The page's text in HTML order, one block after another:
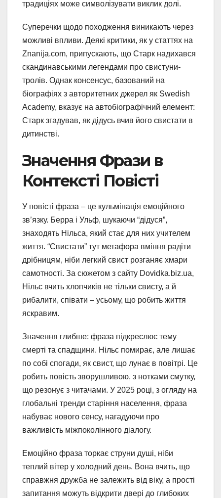
традиціях може символізувати виклик долі.
Суперечки щодо походження виникають через
можливі впливи. Деякі критики, як у статтях на
Znanija.com, припускають, що Старк надихався
скандинавськими легендами про свистуни-
тролів. Однак консенсус, базований на
біографіях з авторитетних джерел як Swedish
Academy, вказує на автобіографічний елемент:
Старк згадував, як дідусь вчив його свистати в
дитинстві.
Значення Фрази в
Контексті Повісті
У повісті фраза – це кульмінація емоційного
зв’язку. Берра і Ульф, шукаючи “дідуся”,
знаходять Нільса, який стає для них учителем
життя. “Свистати” тут метафора вміння радіти
дрібницям, ніби легкий свист розганяє хмари
самотності. За сюжетом з сайту Dovidka.biz.ua,
Нільс вчить хлопчиків не тільки свисту, а й
рибалити, співати – усьому, що робить життя
яскравим.
Значення глибше: фраза підкреслює тему
смерті та спадщини. Нільс помирає, але лишає
по собі спогади, як свист, що лунає в повітрі. Це
робить повість зворушливою, з нотками смутку,
що резонує з читачами. У 2025 році, з огляду на
глобальні тренди старіння населення, фраза
набуває нового сенсу, нагадуючи про
важливість міжпоколінного діалогу.
Емоційно фраза торкає струни душі, ніби
теплий вітер у холодний день. Вона вчить, що
справжня дружба не залежить від віку, а прості
запитання можуть відкрити двері до глибоких